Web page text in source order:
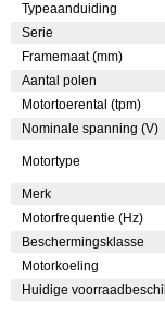
Typeaanduiding
Serie
Framemaat (mm)
Aantal polen
Motortoerental (tpm)
Nominale spanning (V)
Motortype
Merk
Motorfrequentie (Hz)
Beschermingsklasse
Motorkoeling
Huidige